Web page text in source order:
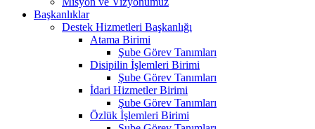
Başkanlıklar
Destek Hizmetleri Başkanlığı
Atama Birimi
Şube Görev Tanımları
Disipilin İşlemleri Birimi
Şube Görev Tanımları
İdari Hizmetler Birimi
Şube Görev Tanımları
Özlük İşlemleri Birimi